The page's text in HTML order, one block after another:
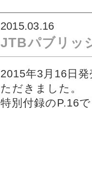
2015.03.16
JTBパブリッ
2015年3月16日
ただきました。
特別付録のP.16